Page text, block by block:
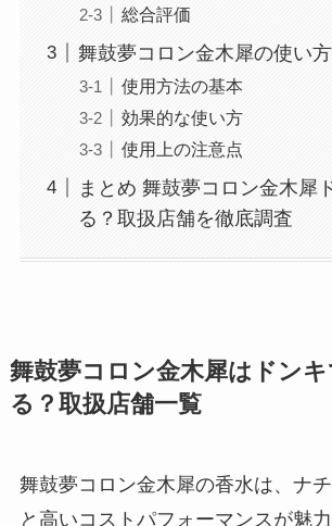
総合評価
舞鼓夢コロン金木犀の使い
使用方法の基本
効果的な使い方
使用上の注意点
まとめ 舞鼓夢コロン金木犀
る？取扱店舗を徹底調査
舞鼓夢コロン金木犀はドンキ
る？取扱店舗一覧
舞鼓夢コロン金木犀の香水は、ナ
と高いコストパフォーマンスが魅力